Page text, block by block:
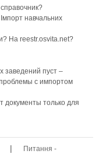
навчальних
На reestr.osvita.net?
заведений пуст –
с импортом
документы только для
|
Питання -